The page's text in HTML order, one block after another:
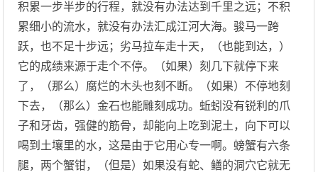
积累一步半步的行程，就没有办法达到千里之远；不积
累细小的流水，就没有办法汇成江河大海。骏马一跨
跃，也不足十步远；劣马拉车走十天，（也能到达，）
它的成绩来源于走个不停。（如果）刻几下就停下来
了，（那么）腐烂的木头也刻不断。（如果）不停地刻
下去，（那么）金石也能雕刻成功。蚯蚓没有锐利的爪
子和牙齿，强健的筋骨，却能向上吃到泥土，向下可以
喝到土壤里的水，这是由于它用心专一啊。螃蟹有六条
腿，两个蟹钳，（但是）如果没有蛇、鳝的洞穴它就无